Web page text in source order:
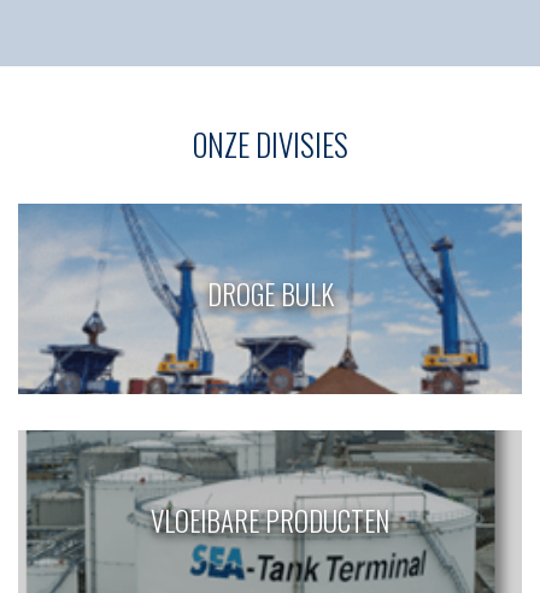
ONZE DIVISIES
DROGE BULK
VLOEIBARE PRODUCTEN